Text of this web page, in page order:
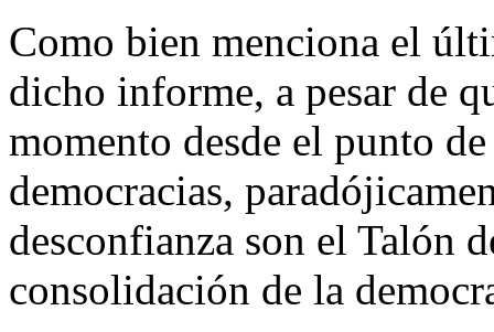
Como bien menciona el
dicho informe, a pesar de
momento desde el punto
democracias,
desconfianza son el Talón
consolidación de la